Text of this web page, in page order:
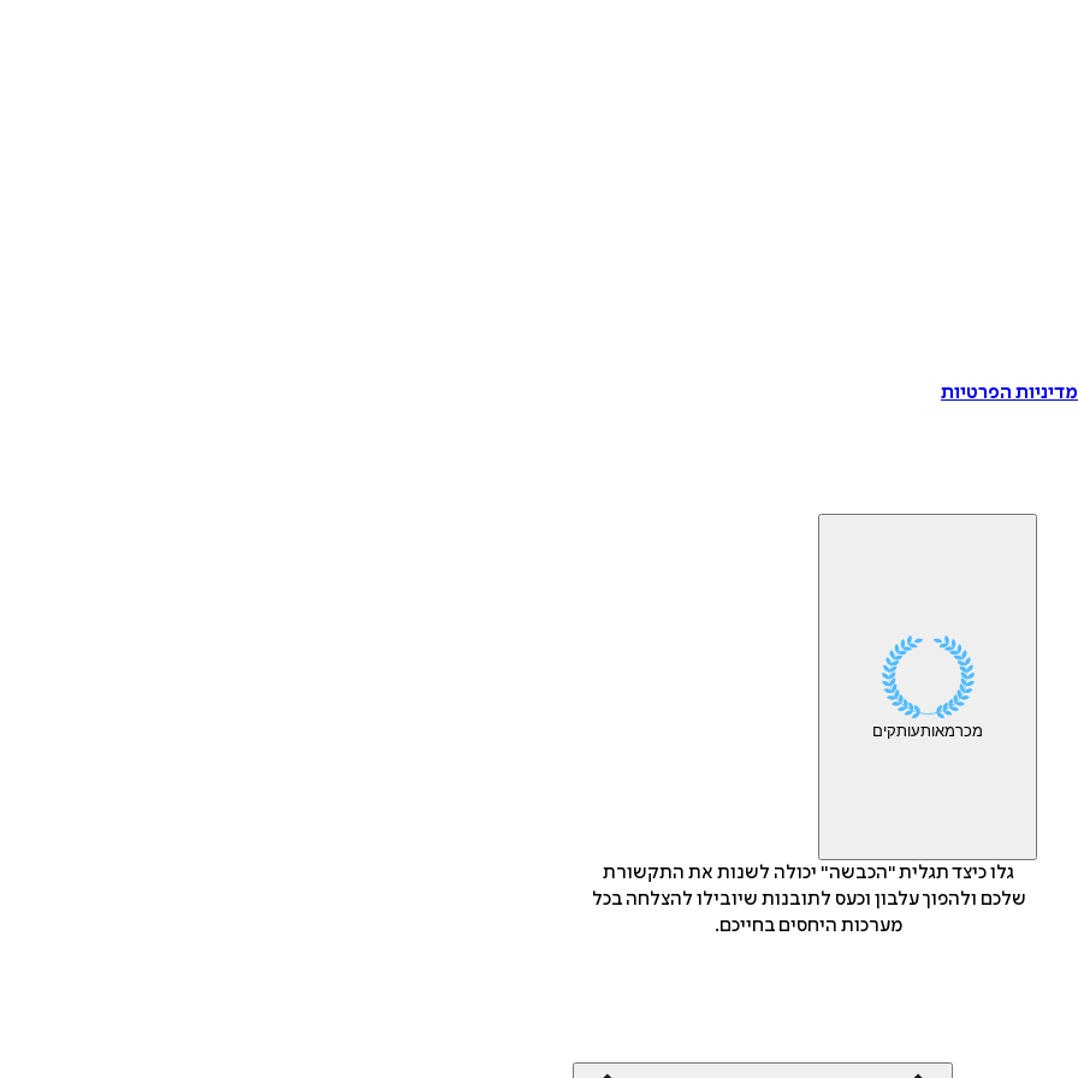
הפרטיות
מכרמאותעותקים
גלו כיצד תגלית "הכבשה" יכולה לשנות את התקשורת
שלכם ולהפוך עלבון וכעס לתובנות שיובילו להצלחה בכל
מערכות היחסים בחייכם.